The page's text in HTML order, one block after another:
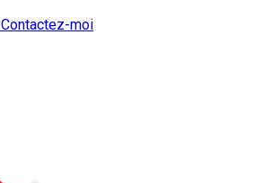
Contactez-moi